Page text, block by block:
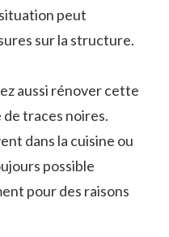
peut
sur la structure.
aussi rénover cette
traces noires.
dans la cuisine ou
possible
pour des raisons